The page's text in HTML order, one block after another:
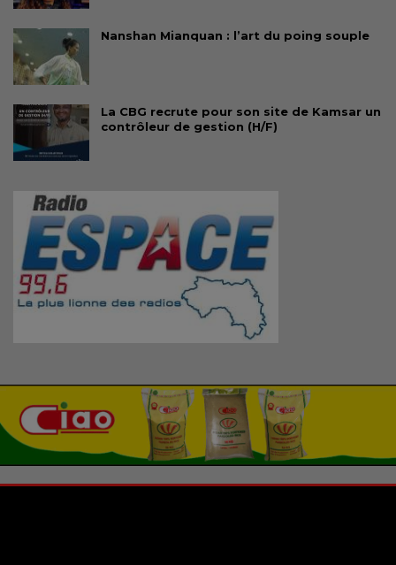
Nanshan Mianquan : l’art du poing souple
La CBG recrute pour son site de Kamsar un
contrôleur de gestion (H/F)